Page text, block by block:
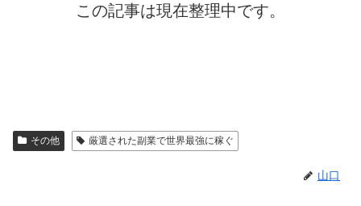
この記事は現在整理中です。
その他 厳選された副業で世界最強に稼ぐ
山口